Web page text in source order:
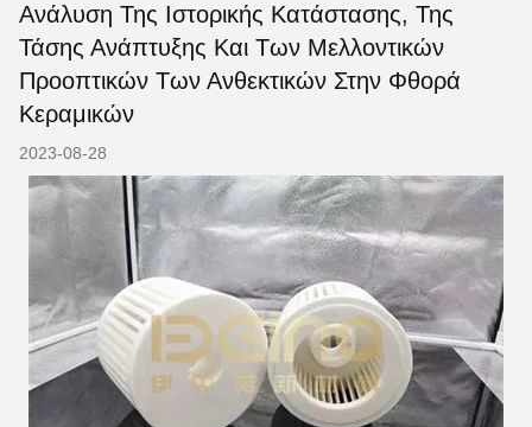
Ανάλυση Της Ιστορικής Κατάστασης, Της
Τάσης Ανάπτυξης Και Των Μελλοντικών
Προοπτικών Των Ανθεκτικών Στην Φθορά
Κεραμικών
2023-08-28